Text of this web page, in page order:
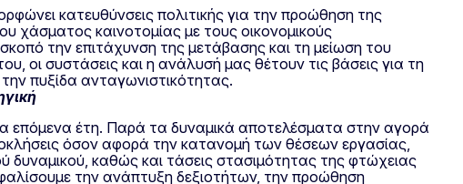
κατευθύνσεις πολιτικής για την προώθηση της
χάσματος καινοτομίας με τους οικονομικούς
την επιτάχυνση της μετάβασης και τη μείωση του
οι συστάσεις και η ανάλυσή μας θέτουν τις βάσεις για τη
πυξίδα ανταγωνιστικότητας.
επόμενα έτη. Παρά τα δυναμικά αποτελέσματα στην αγορά
όσον αφορά την κατανομή των θέσεων εργασίας,
δυναμικού, καθώς και τάσεις στασιμότητας της φτώχειας
την ανάπτυξη δεξιοτήτων, την προώθηση